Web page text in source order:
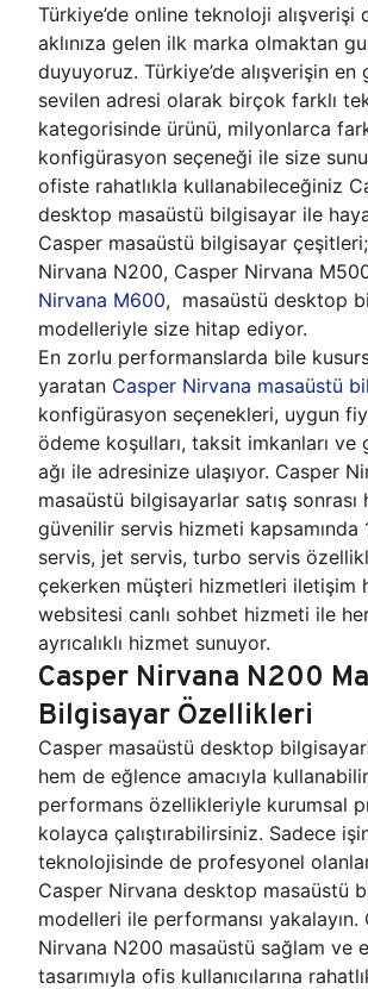
Türkiye’de online teknoloji alışverişi
aklınıza gelen ilk marka olmaktan
duyuyoruz. Türkiye’de alışverişin
sevilen adresi olarak birçok farklı
kategorisinde ürünü, milyonlarca
konfigürasyon seçeneği ile size
ofiste rahatlıkla kullanabileceğiniz
desktop masaüstü bilgisayar ile
Casper masaüstü bilgisayar
Nirvana N200, Casper Nirvana
Nirvana M600, masaüstü desktop
modelleriyle size hitap ediyor.
En zorlu performanslarda bile
yaratan Casper Nirvana masaüstü
konfigürasyon seçenekleri, uygun
ödeme koşulları, taksit imkanları ve
ağı ile adresinize ulaşıyor. Casper
masaüstü bilgisayarlar satış sonrası
güvenilir servis hizmeti kapsamında
servis, jet servis, turbo servis
çekerken müşteri hizmetleri iletişim
websitesi canlı sohbet hizmeti ile
ayrıcalıklı hizmet sunuyor.
Casper Nirvana N200
Bilgisayar Özellikleri
Casper masaüstü desktop
hem de eğlence amacıyla
performans özellikleriyle kurumsal
kolayca çalıştırabilirsiniz. Sadece
teknolojisinde de profesyonel
Casper Nirvana desktop masaüstü
modelleri ile performansı yakalayın.
Nirvana N200 masaüstü sağlam ve
tasarımıyla ofis kullanıcılarına